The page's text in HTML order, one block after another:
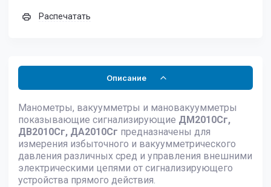
Распечатать
Описание
Манометры, вакуумметры и мановакуумметры
показывающие сигнализирующие ДМ2010Сг,
ДВ2010Сг, ДА2010Сг предназначены для
измерения избыточного и вакуумметрического
давления различных сред и управления внешними
электрическими цепями от сигнализирующего
устройства прямого действия.